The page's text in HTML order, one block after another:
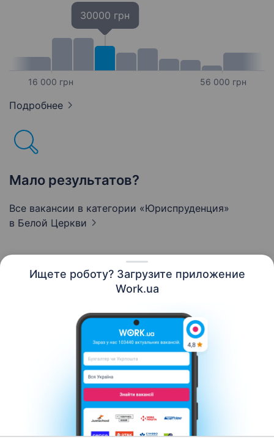
Ищете роботу? Загрузите приложение
Work.ua
16 000 грн
30000 грн
56 000 грн
Подробнее
Мало результатов?
Все вакансии в категории «Юриспруденция»
в Белой Церкви
Контакты О нас
Карьера
Новости Work.ua
Помощь
Условия использования